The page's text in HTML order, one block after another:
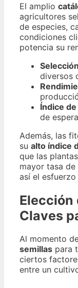
El amplio
agricultores
de especies,
condiciones
potencia su
diversos
Índice
de
Además, las
su alto índice
que las
mayor tasa
así el
Elección
Claves
Al momento
semillas para
ciertos
entre un